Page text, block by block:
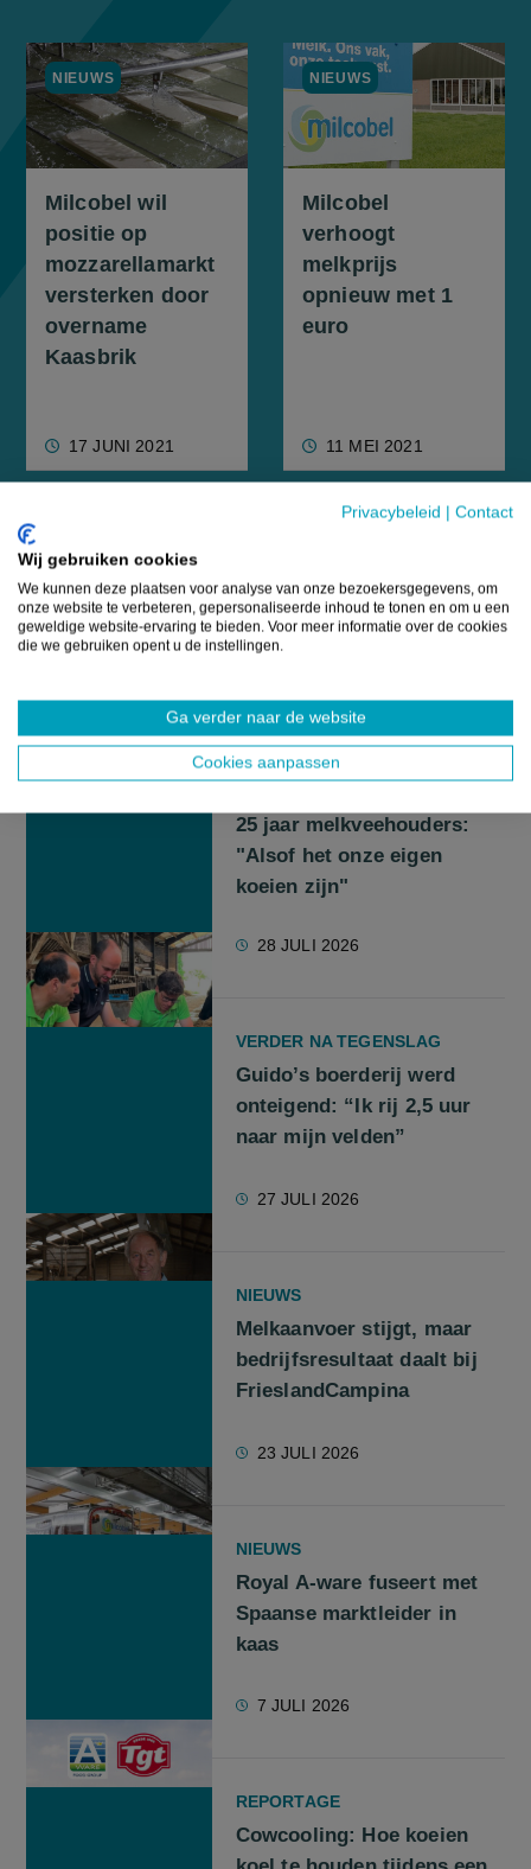
Privacybeleid | Contact
Wij gebruiken cookies
We kunnen deze plaatsen voor analyse van onze bezoekersgegevens, om
onze website te verbeteren, gepersonaliseerde inhoud te tonen en om u een
geweldige website-ervaring te bieden. Voor meer informatie over de cookies
die we gebruiken opent u de instellingen.
Ga verder naar de website
Cookies aanpassen
Milcobel wil
positie op
mozzarellamarkt
versterken door
overname
Kaasbrik
17 JUNI 2021
NIEUWS
Milcobel
verhoogt
melkprijs
opnieuw met 1
euro
11 MEI 2021
NIEUWS
Bron:Eigen verslaggeving
NIEUWS
25 jaar melkveehouders:
"Alsof het onze eigen
koeien zijn"
28 JULI 2026
VERDER NA TEGENSLAG
Guido’s boerderij werd
onteigend: “Ik rij 2,5 uur
naar mijn velden”
27 JULI 2026
NIEUWS
Melkaanvoer stijgt, maar
bedrijfsresultaat daalt bij
FrieslandCampina
23 JULI 2026
NIEUWS
Royal A-ware fuseert met
Spaanse marktleider in
kaas
7 JULI 2026
REPORTAGE
Cowcooling: Hoe koeien